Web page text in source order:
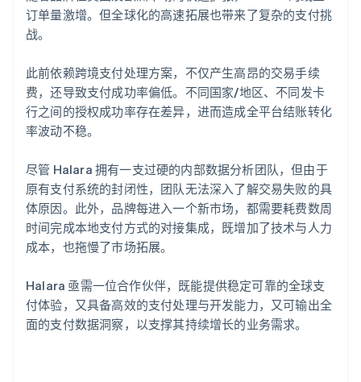
订单量激增。但全球化的高速拓展也带来了复杂的支付挑
战。
此前依赖跨境支付处理方案，不仅产生高昂的交易手续
费，还导致支付成功率偏低。不同国家/地区、不同发卡
行之间的授权成功率存在差异，进而造成全平台结账转化
率波动不稳。
尽管 Halara 拥有一支过硬的内部数据分析团队，但由于
原有支付系统的封闭性，团队无法深入了解交易失败的具
体原因。此外，品牌每进入一个新市场，都需要耗费数周
时间完成本地支付方式的对接集成，既增加了技术与人力
成本，也拖慢了市场拓展。
Halara 亟需一位合作伙伴，既能提供稳定可靠的全球支
付体验，又具备高效的支付处理与开发能力，又可输出全
面的支付数据洞察，以支撑其持续增长的业务需求。